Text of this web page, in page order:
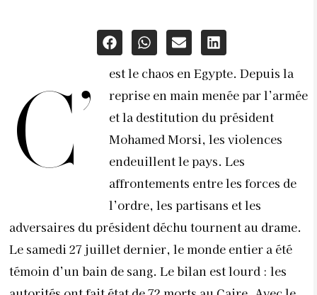
C’
est le chaos en Egypte. Depuis la
reprise en main menée par l’armée
et la destitution du président
Mohamed Morsi, les violences
endeuillent le pays. Les
affrontements entre les forces de
l’ordre, les partisans et les
adversaires du président déchu tournent au drame.
Le samedi 27 juillet dernier, le monde entier a été
témoin d’un bain de sang. Le bilan est lourd : les